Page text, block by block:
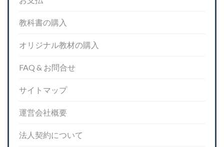
教科書の購入
オリジナル教材の購入
FAQ & お問合せ
サイトマップ
運営会社概要
法人契約について